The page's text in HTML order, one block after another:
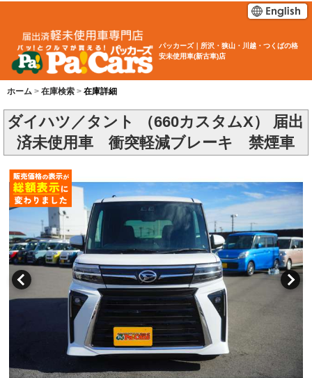
パッカーズ｜所沢・狭山・川越・つくばの格
安未使用車(新古車)店
ホーム 在庫検索 在庫詳細
ダイハツ／タント （660カスタムX） 届出
済未使用車 衝突軽減ブレーキ 禁煙車